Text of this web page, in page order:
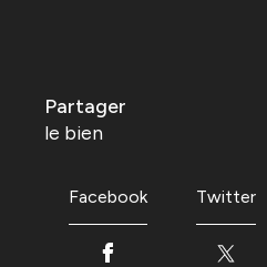
partager
le bien
Facebook Twitter